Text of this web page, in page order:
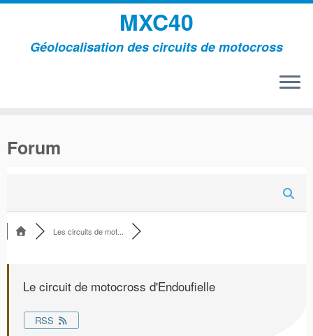
contenu
MXC40
Géolocalisation des circuits de motocross
Forum
Les circuits de mot...
Le circuit de motocross d'Endoufielle
RSS